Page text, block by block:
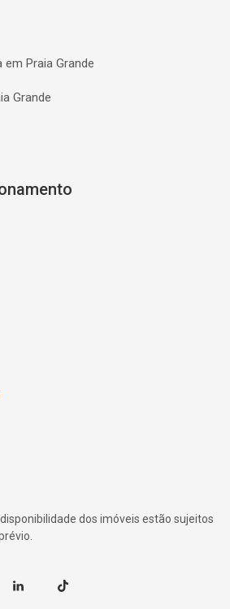
Praia Grande
Grande
dos imóveis estão sujeitos
Linkedin TikTok